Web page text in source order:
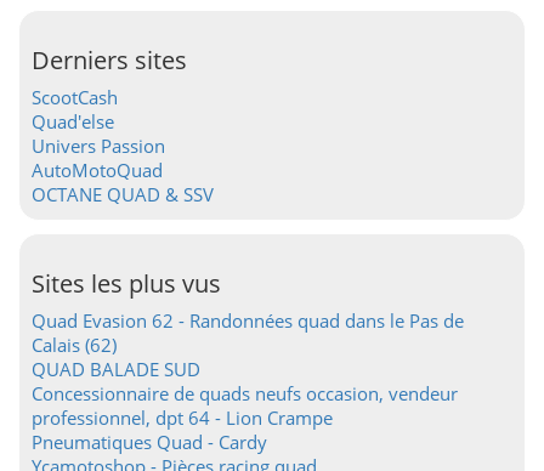
Derniers sites
ScootCash
Quad'else
Univers Passion
AutoMotoQuad
OCTANE QUAD & SSV
Sites les plus vus
Quad Evasion 62 - Randonnées quad dans le Pas de
Calais (62)
QUAD BALADE SUD
Concessionnaire de quads neufs occasion, vendeur
professionnel, dpt 64 - Lion Crampe
Pneumatiques Quad - Cardy
Ycamotoshop - Pièces racing quad